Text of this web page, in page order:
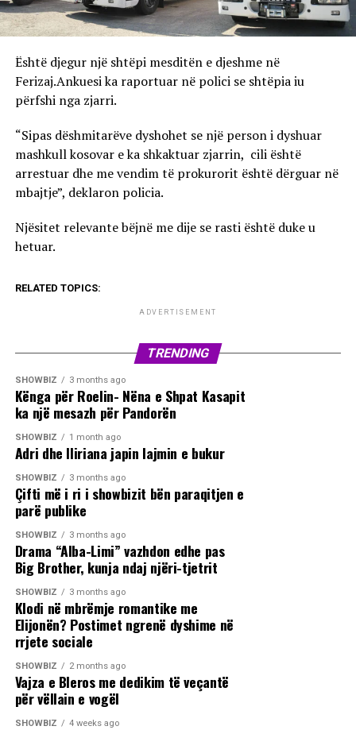
Është djegur një shtëpi mesditën e djeshme në
Ferizaj.Ankuesi ka raportuar në polici se shtëpia iu
përfshi nga zjarri.
“Sipas dëshmitarëve dyshohet se një person i dyshuar
mashkull kosovar e ka shkaktuar zjarrin, cili është
arrestuar dhe me vendim të prokurorit është dërguar në
mbajtje”, deklaron policia.
Njësitet relevante bëjnë me dije se rasti është duke u
hetuar.
RELATED TOPICS:
ADVERTISEMENT
TRENDING
SHOWBIZ 3 months ago
Kënga për Roelin- Nëna e Shpat Kasapit
ka një mesazh për Pandorën
SHOWBIZ 1 month ago
Adri dhe Iliriana japin lajmin e bukur
SHOWBIZ 3 months ago
Çifti më i ri i showbizit bën paraqitjen e
parë publike
SHOWBIZ 3 months ago
Drama “Alba-Limi” vazhdon edhe pas
Big Brother, kunja ndaj njëri-tjetrit
SHOWBIZ 3 months ago
Klodi në mbrëmje romantike me
Elijonën? Postimet ngrenë dyshime në
rrjete sociale
SHOWBIZ 2 months ago
Vajza e Bleros me dedikim të veçantë
për vëllain e vogël
SHOWBIZ 4 weeks ago